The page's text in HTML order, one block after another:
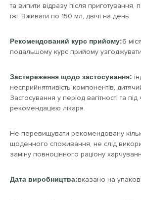
та випити відразу після приготування,
їжі. Вживати по 150 мл, двічі на день.
Рекомендований курс прийому:6
подальшому курс прийому
Застереження щодо застосування:
несприйнятливість компонентів,
Застосування у період вагітності та під
рекомендацією лікаря.
Не перевищувати рекомендовану
щоденного споживання, не слід
заміну повноцінного раціону
Дата виробництва:вказано на